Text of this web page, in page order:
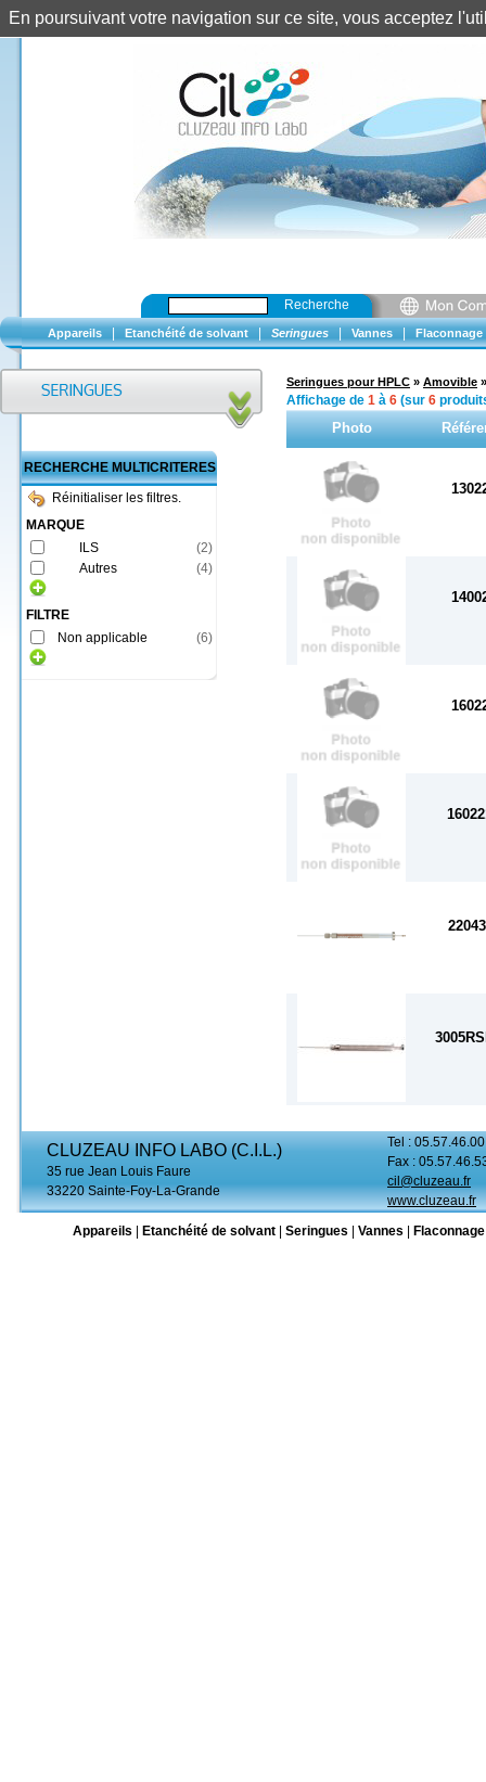
Recherche
Appareils Etanchéité de solvant Seringues Vannes Flaconnage
RECHERCHE MULTICRITERES
Réinitialiser les filtres.
MARQUE
ILS
(2)
Autres
(4)
FILTRE
Non applicable
(6)
Seringues pour HPLC » Amovible
Affichage de 1 à 6 (sur 6
Photo
CLUZEAU INFO LABO (C.I.L.)
35 rue Jean Louis Faure
33220 Sainte-Foy-La-Grande
Tel :
Fax :
cil@cluzeau.fr
www.cluzeau.fr
Appareils
Etanchéité de solvant Seringues Vannes Flaconnage
En poursuivant votre navigation sur ce site, vous acceptez